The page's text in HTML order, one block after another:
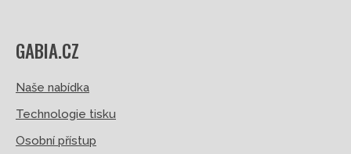
GABIA.CZ
Naše nabídka
Technologie tisku
Osobní přístup